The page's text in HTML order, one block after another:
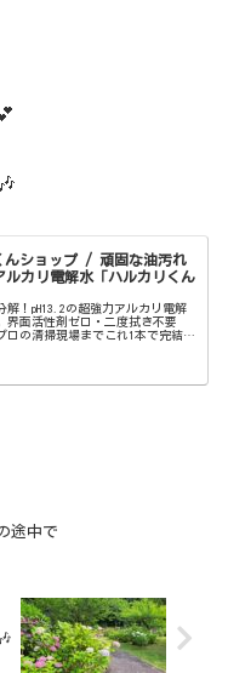
んショップ / 頑固な油汚れ
ルカリ電解水「ハルカリくん
解！pH13.2の超強力アルカリ電解
界面活性剤ゼロ・二度拭き不要
ロの清掃現場までこれ1本で完結。
途中で